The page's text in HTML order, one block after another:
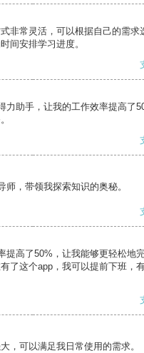
非常灵活，可以根据自己的需求
间安排学习进度。
力助手，让我的工作效率提高了
师，带领我探索知识的奥秘。
提高了50%，让我能够更轻松地完
了这个app，我可以提前下班，
，可以满足我日常使用的需求。